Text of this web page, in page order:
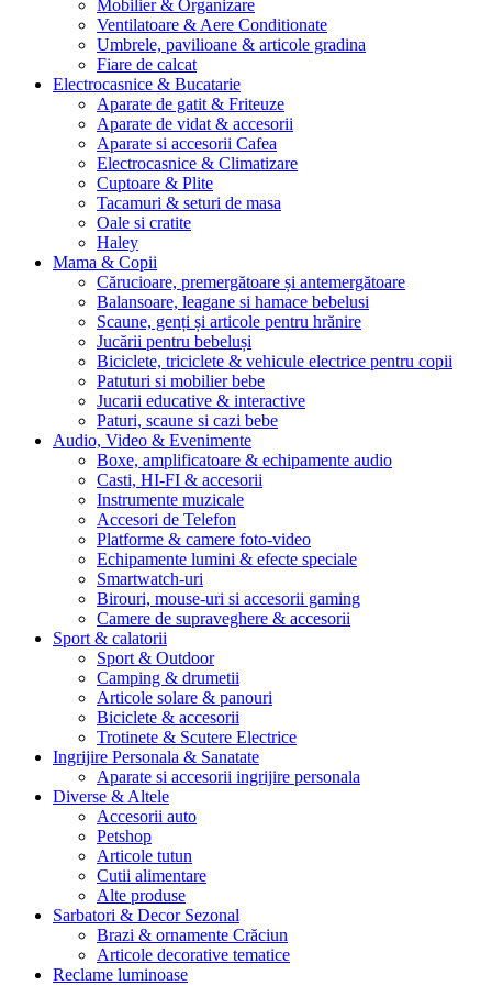
Mobilier & Organizare
Ventilatoare & Aere Conditionate
Umbrele, pavilioane & articole gradina
Fiare de calcat
Electrocasnice & Bucatarie
Aparate de gatit & Friteuze
Aparate de vidat & accesorii
Aparate si accesorii Cafea
Electrocasnice & Climatizare
Cuptoare & Plite
Tacamuri & seturi de masa
Oale si cratite
Haley
Mama & Copii
Cărucioare, premergătoare și antemergătoare
Balansoare, leagane si hamace bebelusi
Scaune, genți și articole pentru hrănire
Jucării pentru bebeluși
Biciclete, triciclete & vehicule electrice pentru copii
Patuturi si mobilier bebe
Jucarii educative & interactive
Paturi, scaune si cazi bebe
Audio, Video & Evenimente
Boxe, amplificatoare & echipamente audio
Casti, HI-FI & accesorii
Instrumente muzicale
Accesori de Telefon
Platforme & camere foto-video
Echipamente lumini & efecte speciale
Smartwatch-uri
Birouri, mouse-uri si accesorii gaming
Camere de supraveghere & accesorii
Sport & calatorii
Sport & Outdoor
Camping & drumetii
Articole solare & panouri
Biciclete & accesorii
Trotinete & Scutere Electrice
Ingrijire Personala & Sanatate
Aparate si accesorii ingrijire personala
Diverse & Altele
Accesorii auto
Petshop
Articole tutun
Cutii alimentare
Alte produse
Sarbatori & Decor Sezonal
Brazi & ornamente Crăciun
Articole decorative tematice
Reclame luminoase